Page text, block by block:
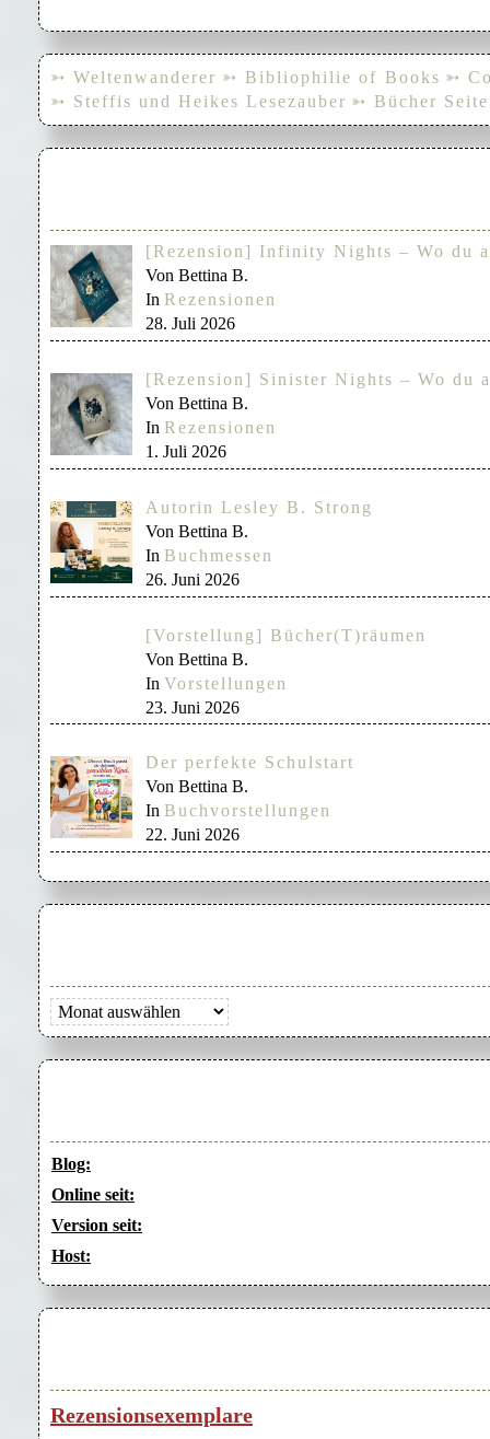
➳ Weltenwanderer ➳ Bibliophilie of Books ➳
➳ Steffis und Heikes Lesezauber ➳ Bücher
[Rezension] Infinity Nights – Wo du
Von Bettina B.
In Rezensionen
28. Juli 2026
[Rezension] Sinister Nights – Wo du
Von Bettina B.
In Rezensionen
1. Juli 2026
Autorin Lesley B. Strong
Von Bettina B.
In Buchmessen
26. Juni 2026
[Vorstellung] Bücher(T)räumen
Von Bettina B.
In Vorstellungen
23. Juni 2026
Der perfekte Schulstart
Von Bettina B.
In Buchvorstellungen
22. Juni 2026
Archiv
Blog:
Online seit:
Version seit:
Host:
Rezensionsexemplare